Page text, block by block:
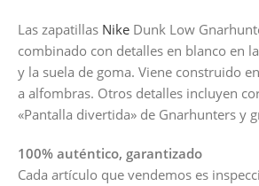
Las zapatillas Nike Dunk Low
combinado con detalles en blanco en
y la suela de goma. Viene construido
a alfombras. Otros detalles incluyen
«Pantalla divertida» de Gnarhunters y
100% auténtico, garantizado
Cada artículo que vendemos es